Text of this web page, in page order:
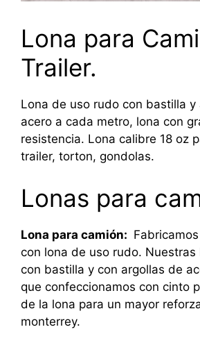
Lona para
Trailer.
Lona de uso rudo con bastilla y
acero a cada metro, lona con
resistencia. Lona calibre 18 oz
trailer, torton, gondolas.
Lonas para
Lona para camión:
con lona de uso rudo. Nuestras
con bastilla y con argollas de
que confeccionamos con cinto
de la lona para un mayor
monterrey.